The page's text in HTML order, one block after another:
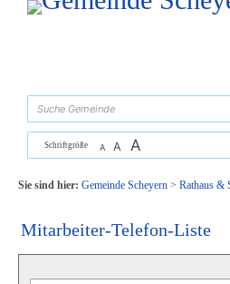
Zum Inhalt, zur Navigationoder zur Startseite
Schriftgröße A A A
Sie sind hier: Gemeinde Scheyern> Rathaus &
Mitarbeiter-Telefon-Liste